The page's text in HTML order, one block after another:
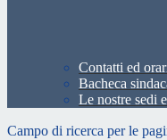
Contatti ed
Bacheca
Le nostre sedi
Campo di ricerca per le